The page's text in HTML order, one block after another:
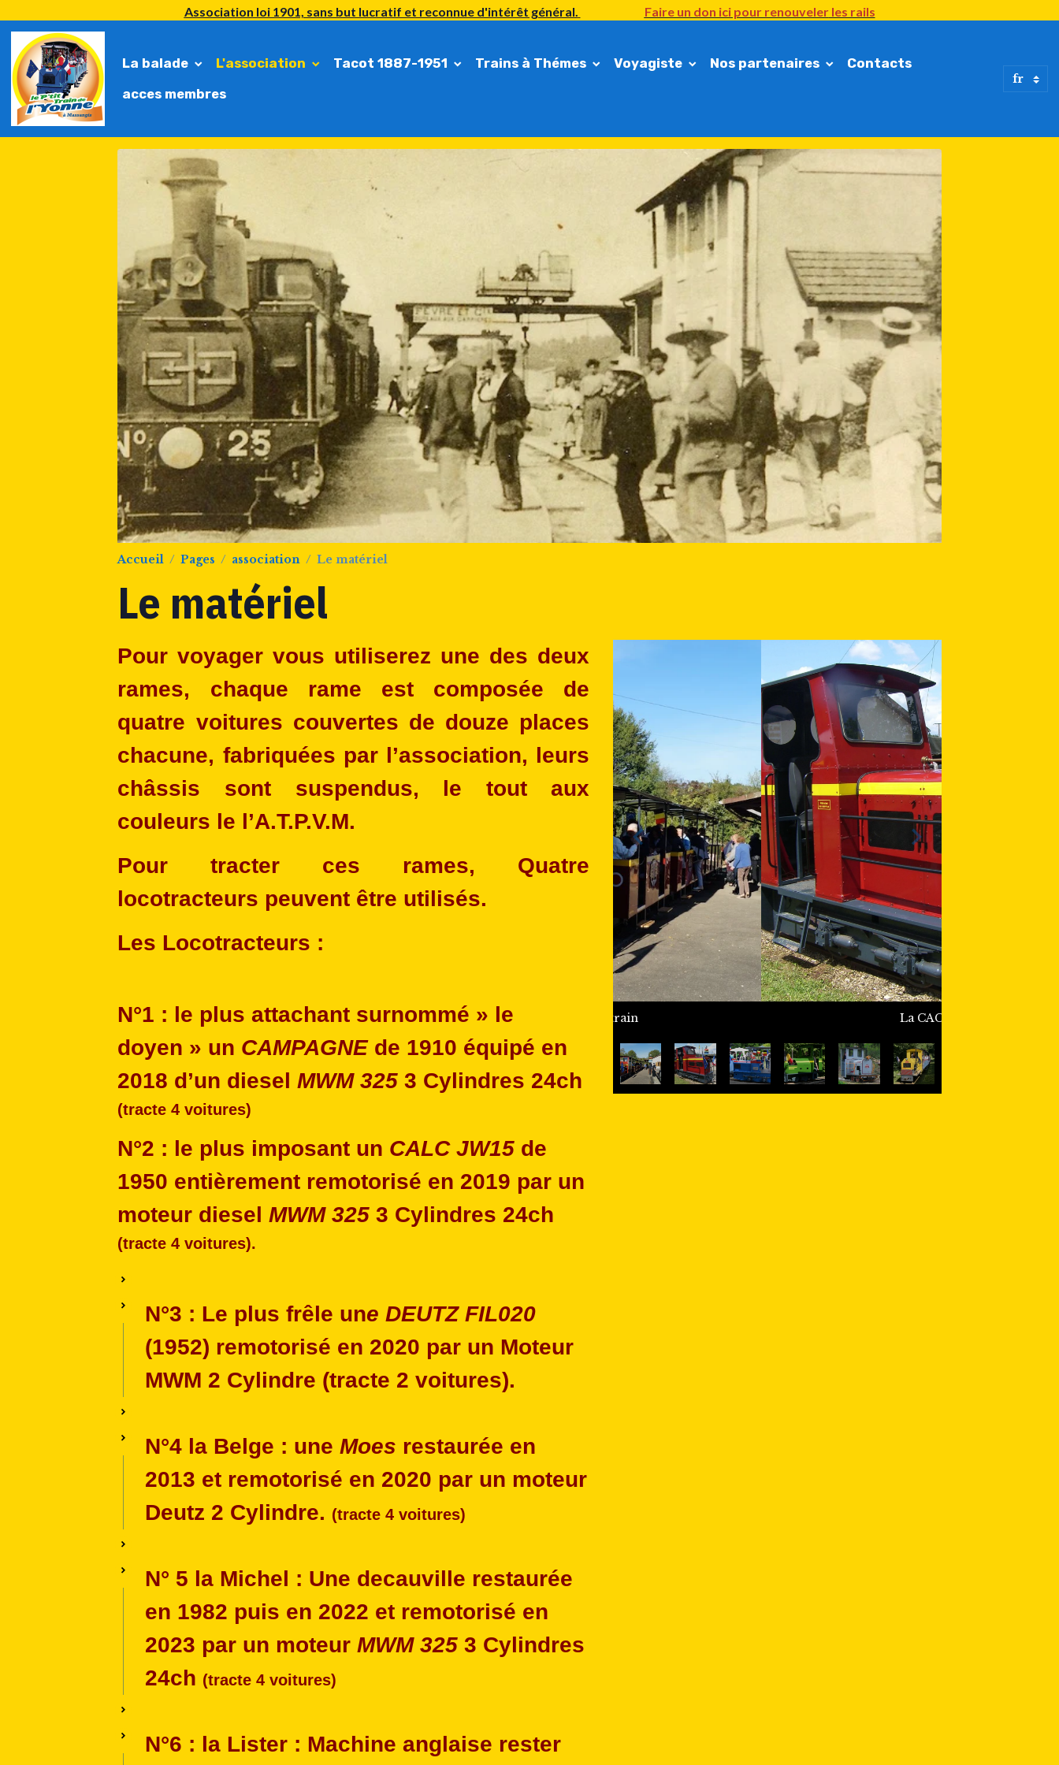
Association loi 1901, sans but lucratif et reconnue d'intérêt général. Faire un don icipour renouvelerles rails
La balade L'association Tacot 1887-1951 Trains à Thémes Voyagiste Nos partenaires
Contacts
acces membres
Accueil Pages association Le matériel
Le matériel
Pour voyager vous utiliserez une des deux
rames, chaque rame est composée de
quatre voitures couvertes de douze places
chacune, fabriquées par l’association, leurs
châssis sont suspendus, le tout aux
couleurs le l’A.T.P.V.M.
Pour tracter ces rames, Quatre
locotracteurs peuvent être utilisés.
Les Locotracteurs :
N°1 : le plus attachant surnommé » le
doyen » un CAMPAGNEde 1910 équipé en
2018 d’un dieselMWM 3253 Cylindres 24ch
(tracte 4 voitures)
N°2 : le plus imposant un CALC JW15 de
1950 entièrement remotorisé en 2019 par un
moteur dieselMWM 3253 Cylindres 24ch
(tracte 4 voitures).
N°3 : Le plus frêle une DEUTZ FIL020
(1952) remotorisé en 2020 par un Moteur
MWM 2 Cylindre (tracte 2 voitures).
N°4 la Belge : uneMoes restaurée en
2013 et remotorisé en 2020 par un moteur
Deutz 2 Cylindre. (tracte 4 voitures)
N° 5 la Michel : Une decauville restaurée
en 1982 puis en 2022 et remotorisé en
2023 par un moteurMWM 3253 Cylindres
24ch (tracte 4 voitures)
N°6 : la Lister : Machine anglaise rester